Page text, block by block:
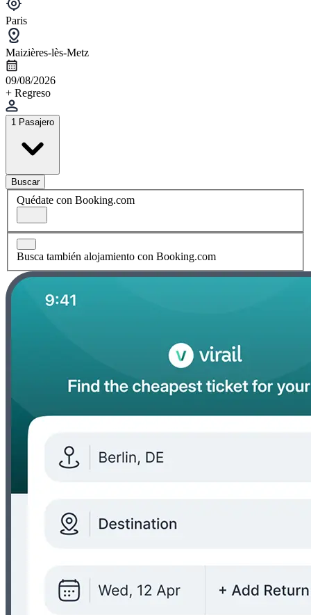
Paris
Maizières-lès-Metz
09/08/2026
+ Regreso
1 Pasajero
Buscar
Quédate con Booking.com
Busca también alojamiento con Booking.com